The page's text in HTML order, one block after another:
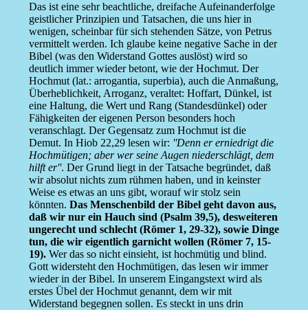
Das ist eine sehr beachtliche, dreifache Aufeinanderfolge
geistlicher Prinzipien und Tatsachen, die uns hier in
wenigen, scheinbar für sich stehenden Sätze, von Petrus
vermittelt werden. Ich glaube keine negative Sache in der
Bibel (was den Widerstand Gottes auslöst) wird so
deutlich immer wieder betont, wie der Hochmut. Der
Hochmut (lat.: arrogantia, superbia), auch die Anmaßung,
Überheblichkeit, Arroganz, veraltet: Hoffart, Dünkel, ist
eine Haltung, die Wert und Rang (Standesdünkel) oder
Fähigkeiten der eigenen Person besonders hoch
veranschlagt. Der Gegensatz zum Hochmut ist die
Demut. In Hiob 22,29 lesen wir: ''Denn er erniedrigt die
Hochmütigen; aber wer seine Augen niederschlägt, dem
hilft er''. Der Grund liegt in der Tatsache begründet, daß
wir absolut nichts zum rühmen haben, und in keinster
Weise es etwas an uns gibt, worauf wir stolz sein
könnten. Das Menschenbild der Bibel geht davon aus,
daß wir nur ein Hauch sind (Psalm 39,5), desweiteren
ungerecht und schlecht (Römer 1, 29-32), sowie Dinge
tun, die wir eigentlich garnicht wollen (Römer 7, 15-
19).Wer das so nicht einsieht, ist hochmütig und blind.
Gott widersteht den Hochmütigen, das lesen wir immer
wieder in der Bibel. In unserem Eingangstext wird als
erstes Übel der Hochmut genannt, dem wir mit
Widerstand begegnen sollen. Es steckt in uns drin